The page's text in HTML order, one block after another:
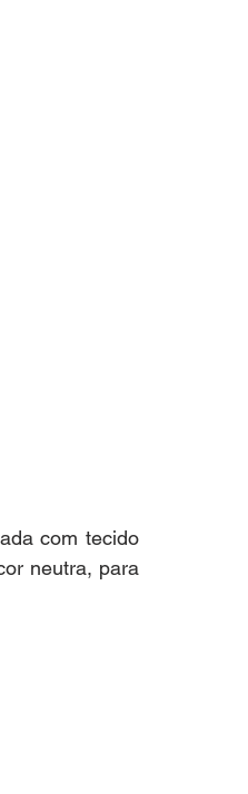
com tecido
neutra, para